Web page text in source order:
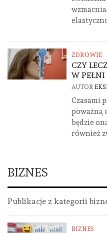
ZDROWIE
CZY
W PEŁNI
AUTOR
Czasami
poważną
będzie
również
BIZNES
Publikacje z kategorii
BIZNES